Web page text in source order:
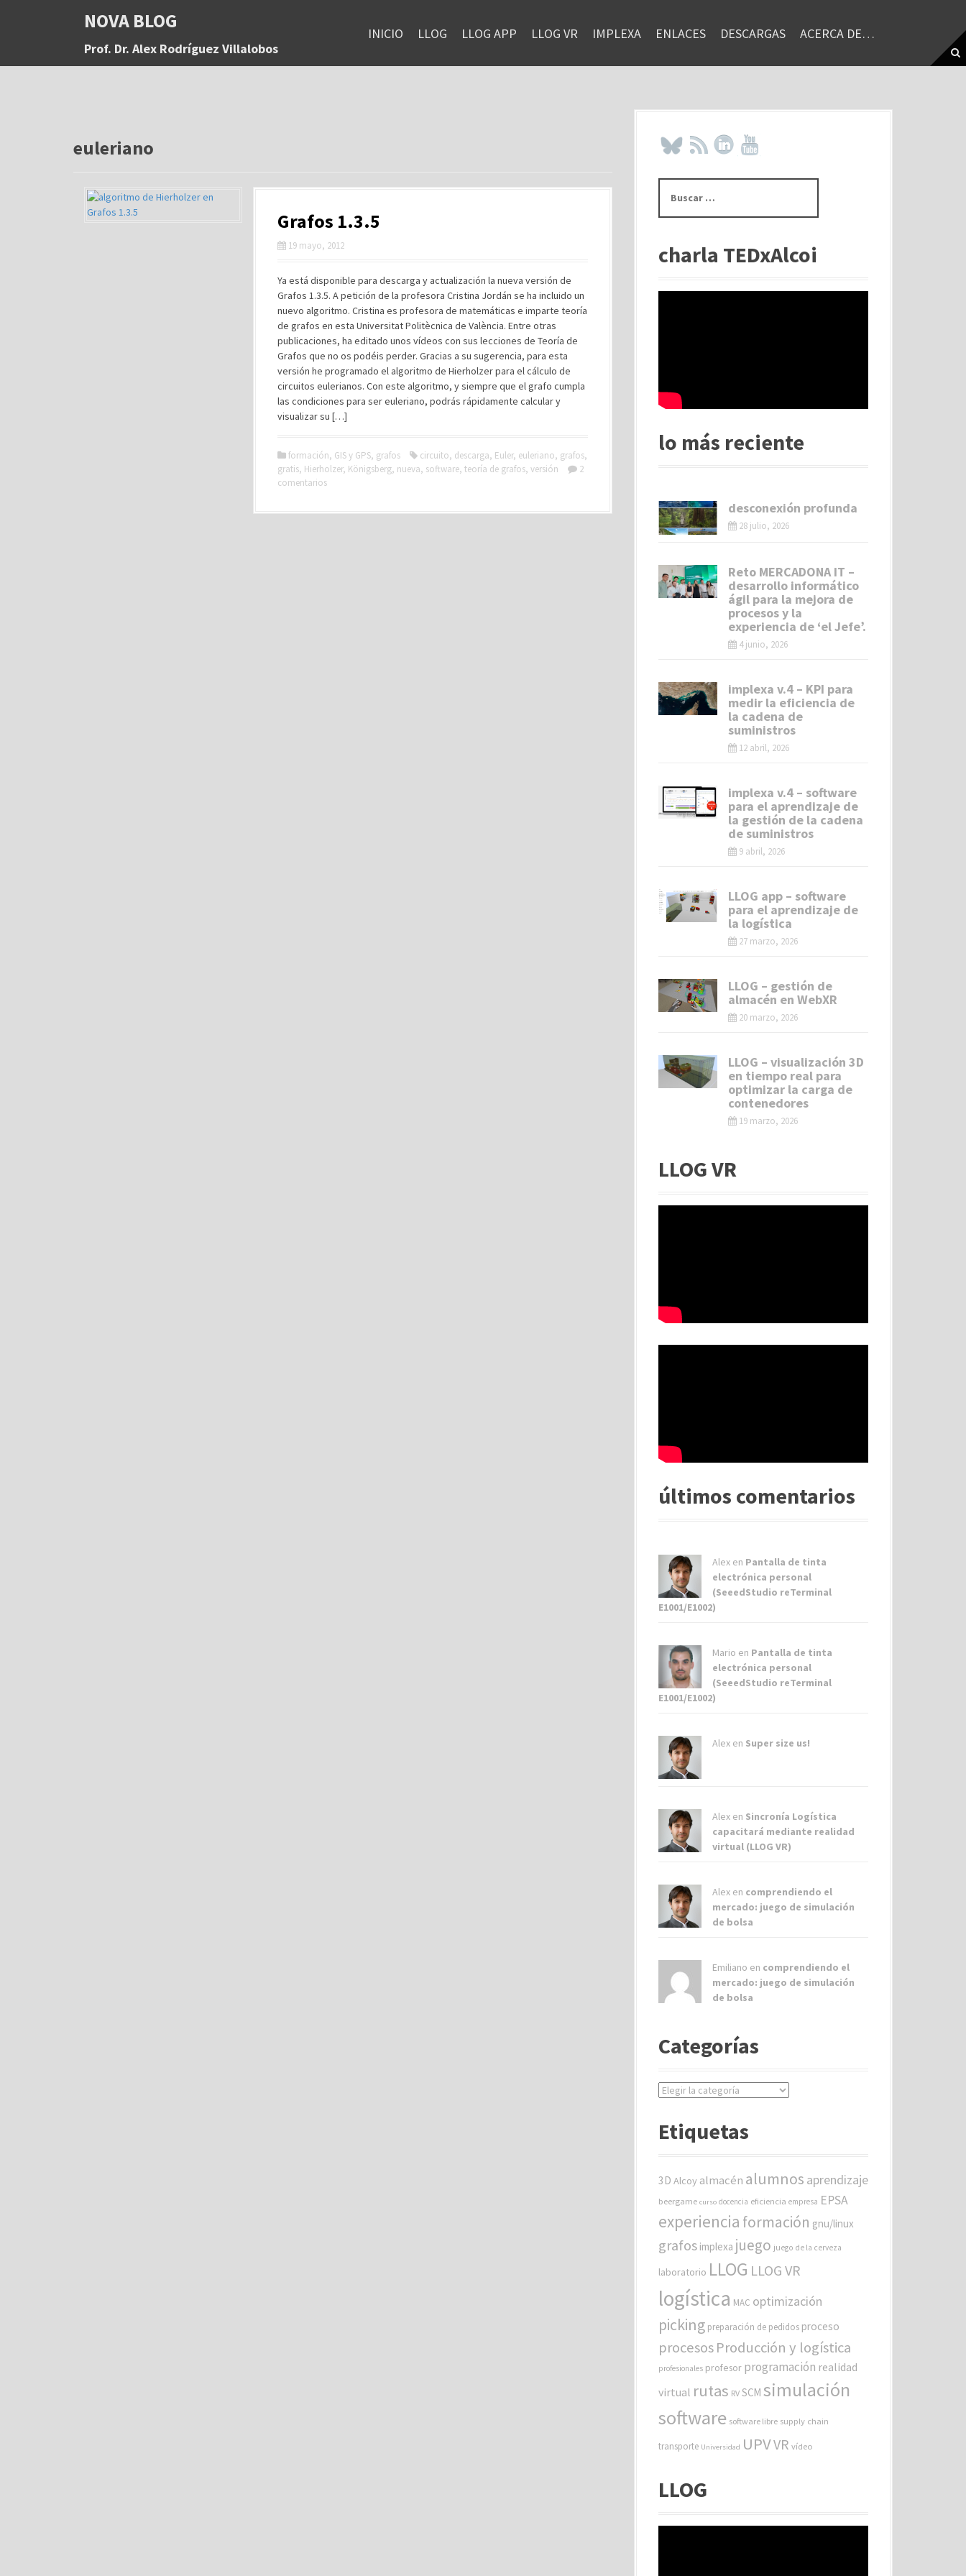
a
NOVA BLOG
Prof. Dr. Alex Rodríguez Villalobos
INICIO LLOG LLOG APP LLOG VR IMPLEXA ENLACES DESCARGAS ACERCA DE…
euleriano
Grafos 1.3.5
19 mayo, 2012
Ya está disponible para descarga y actualización la nueva versión de
Grafos 1.3.5. A petición de la profesora Cristina Jordán se ha incluido un
nuevo algoritmo. Cristina es profesora de matemáticas e imparte teoría
de grafos en esta Universitat Politècnica de València. Entre otras
publicaciones, ha editado unos vídeos con sus lecciones de Teoría de
Grafos que no os podéis perder. Gracias a su sugerencia, para esta
versión he programado el algoritmo de Hierholzer para el cálculo de
circuitos eulerianos. Con este algoritmo, y siempre que el grafo cumpla
las condiciones para ser euleriano, podrás rápidamente calcular y
visualizar su […]
formación, GIS y GPS, grafos circuito, descarga, Euler, euleriano, grafos,
gratis, Hierholzer, Königsberg, nueva, software, teoría de grafos, versión
2
comentarios
s
rcharla TEDxAlcoi
lo más reciente
desconexión profunda
28 julio, 2026
Reto MERCADONA IT –
desarrollo informático
ágil para la mejora de
procesos y la
experiencia de ‘el Jefe’.
4 junio, 2026
implexa v.4 – KPI para
medir la eficiencia de
la cadena de
suministros
12 abril, 2026
implexa v.4 – software
para el aprendizaje de
la gestión de la cadena
de suministros
9 abril, 2026
LLOG app – software
para el aprendizaje de
la logística
27 marzo, 2026
LLOG – gestión de
almacén en WebXR
20 marzo, 2026
LLOG – visualización 3D
en tiempo real para
optimizar la carga de
contenedores
19 marzo, 2026
LLOG VR
últimos comentarios
Alex en Pantalla de tinta
electrónica personal
(SeeedStudio reTerminal
E1001/E1002)
Mario en Pantalla de tinta
electrónica personal
(SeeedStudio reTerminal
E1001/E1002)
Alex en Super size us!
Alex en Sincronía Logística
capacitará mediante realidad
virtual (LLOG VR)
Alex en comprendiendo el
mercado: juego de simulación
de bolsa
Emiliano en comprendiendo el
mercado: juego de simulación
de bolsa
Categorías
C
e
r
s
Etiquetas
3D Alcoy almacén alumnos aprendizaje
beergame curso docencia eficiencia empresa EPSA
experiencia formación gnu/linux
grafos implexa juego juego de la cerveza
laboratorio LLOG LLOG VR
logística MAC optimización
picking preparación de pedidos proceso
procesosProducción y logística
profesionales profesor programación realidad
virtual rutas RV SCM simulación
software software libre supply chain
transporte Universidad UPVVR vídeo
LLOG